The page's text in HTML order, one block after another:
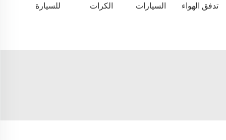
تدفق الهواء
السيارات
الكرات
للسيارة